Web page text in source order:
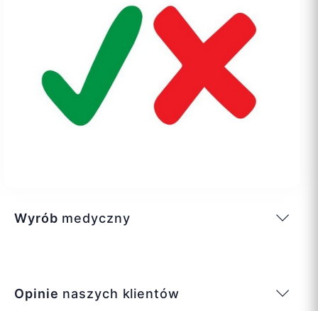
Wyrób medyczny
Opinie naszych klientów